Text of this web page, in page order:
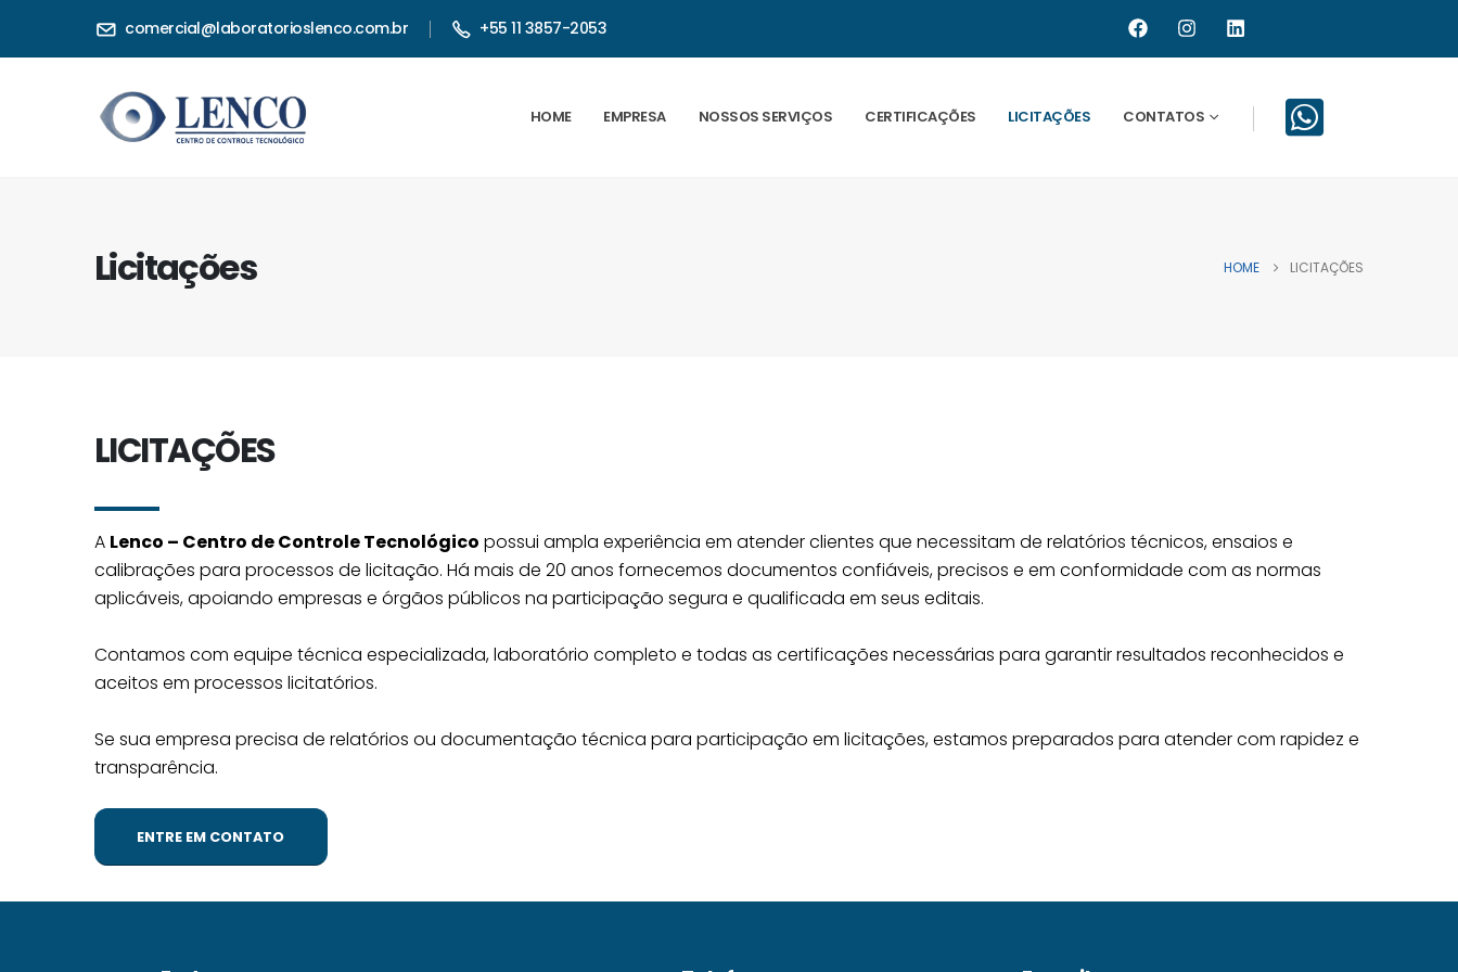
comercial@laboratorioslenco.com.br +55 11 3857-2053
HOME EMPRESA NOSSOS SERVIÇOS CERTIFICAÇÕES LICITAÇÕES CONTATOS
Licitações HOME LICITAÇÕES
LICITAÇÕES
A Lenco – Centro de Controle Tecnológico possui ampla experiência em atender clientes que necessitam de relatórios técnicos, ensaios e
calibrações para processos de licitação. Há mais de 20 anos fornecemos documentos confiáveis, precisos e em conformidade com as normas
aplicáveis, apoiando empresas e órgãos públicos na participação segura e qualificada em seus editais.
Contamos com equipe técnica especializada, laboratório completo e todas as certificações necessárias para garantir resultados reconhecidos e
aceitos em processos licitatórios.
Se sua empresa precisa de relatórios ou documentação técnica para participação em licitações, estamos preparados para atender com rapidez e
transparência.
ENTRE EM CONTATO